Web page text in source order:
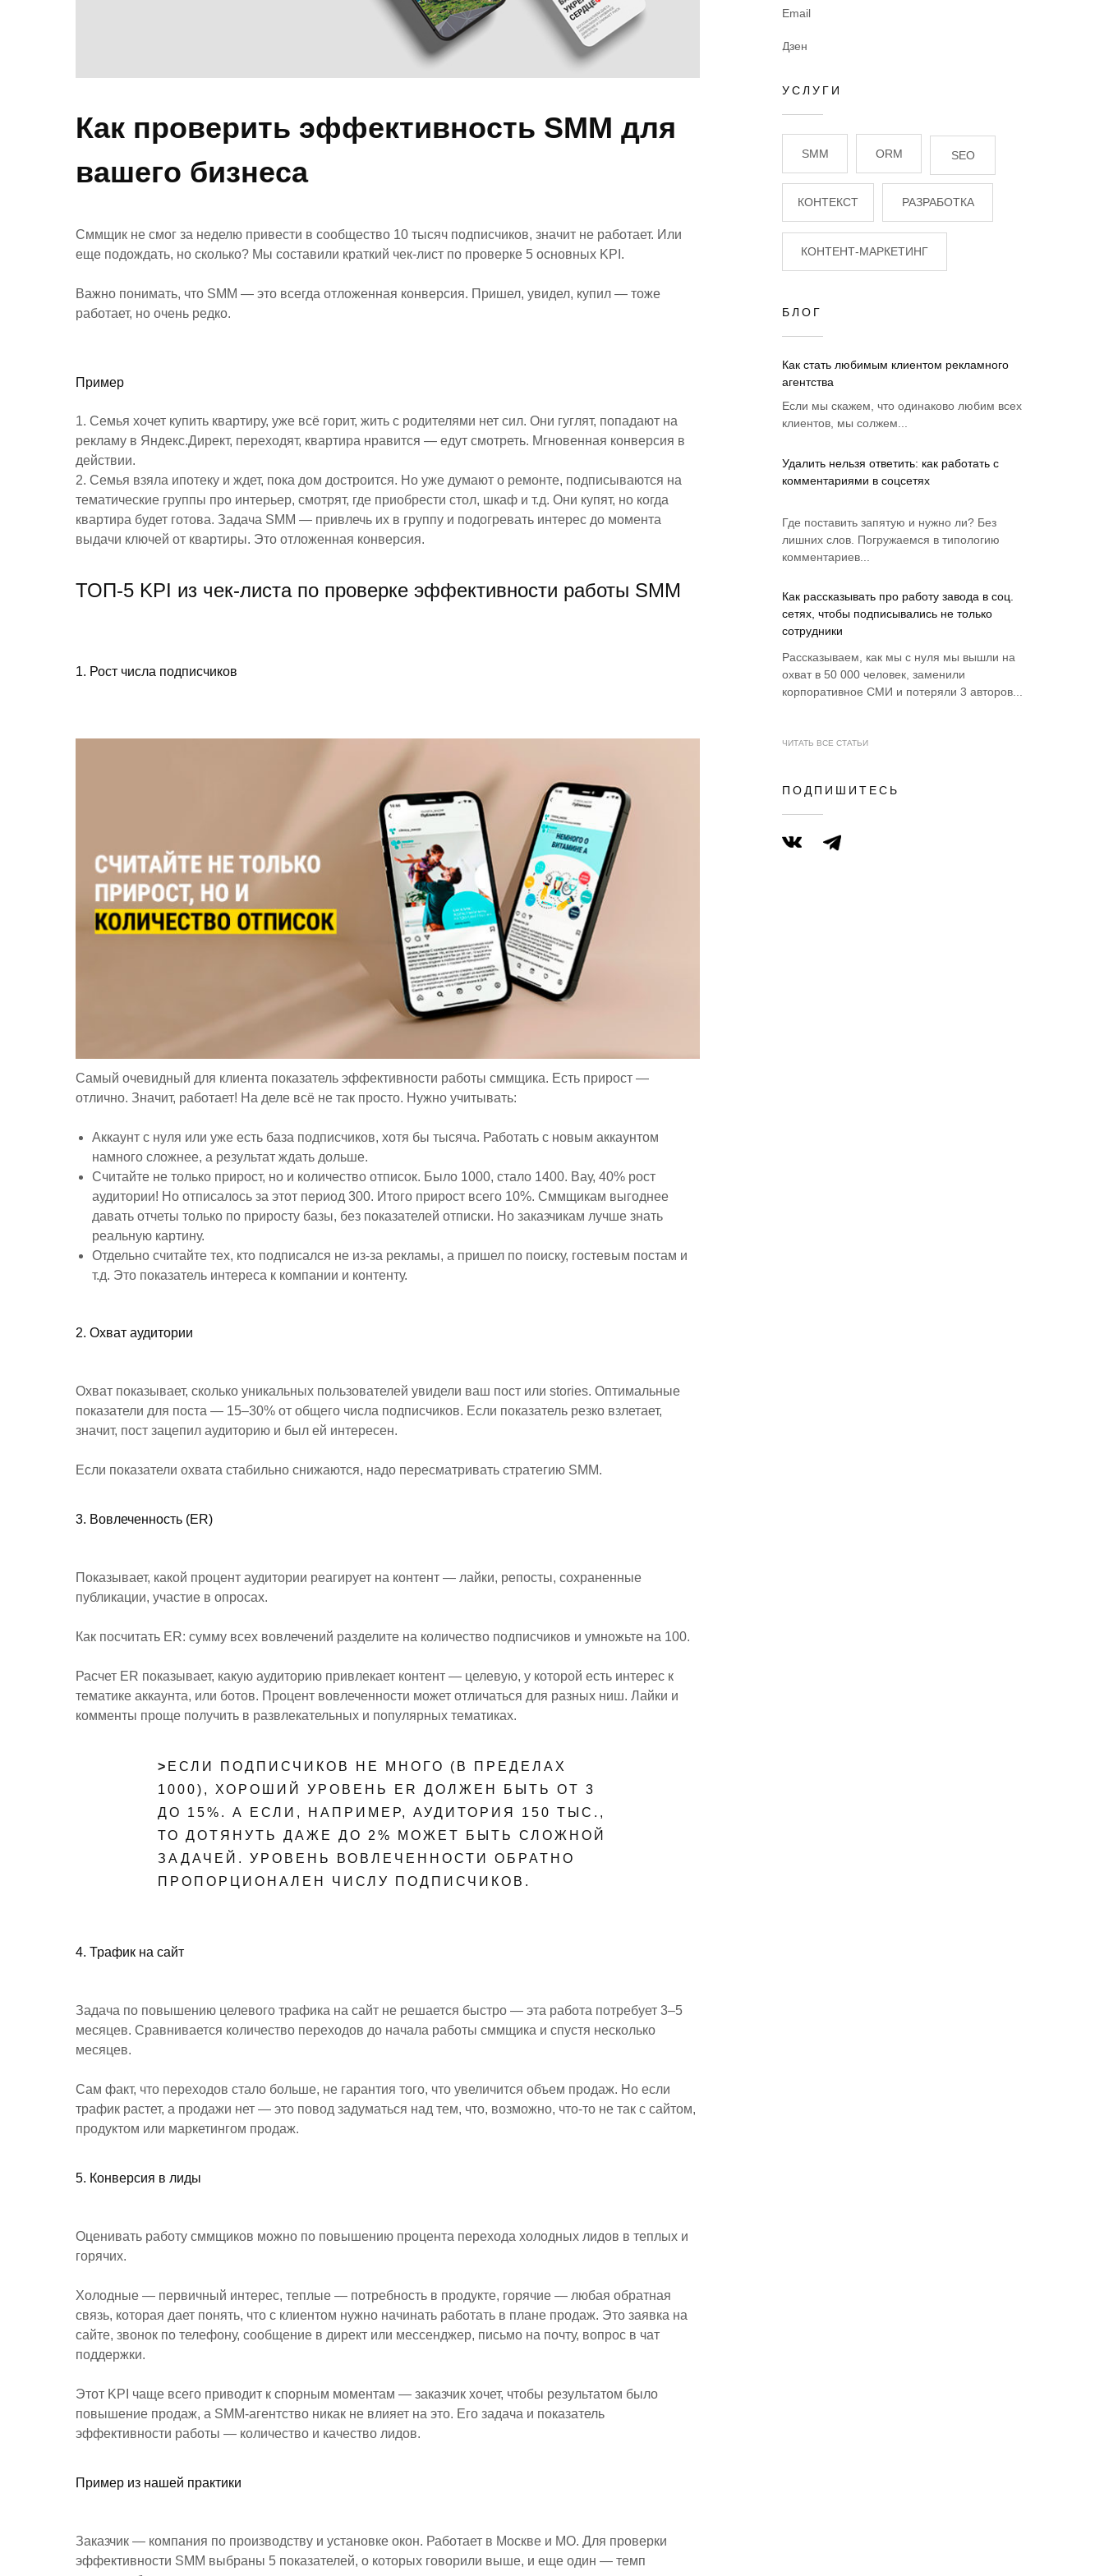
Email
Дзен
УСЛУГИ
SMM ORM SEO
КОНТЕКСТ РАЗРАБОТКА
КОНТЕНТ-МАРКЕТИНГ
БЛОГ
Как стать любимым клиентом рекламного
агентства
Если мы скажем, что одинаково любим всех
клиентов, мы солжем...
Удалить нельзя ответить: как работать с
комментариями в соцсетях
Где поставить запятую и нужно ли? Без
лишних слов. Погружаемся в типологию
комментариев...
Как рассказывать про работу завода в соц.
сетях, чтобы подписывались не только
сотрудники
Рассказываем, как мы с нуля мы вышли на
охват в 50 000 человек, заменили
корпоративное СМИ и потеряли 3 авторов...
ЧИТАТЬ ВСЕ СТАТЬИ
ПОДПИШИТЕСЬ
Как проверить эффективность SMM для
вашего бизнеса
Сммщик не смог за неделю привести в сообщество 10 тысяч подписчиков, значит не работает. Или
еще подождать, но сколько? Мы составили краткий чек-лист по проверке 5 основных KPI.
Важно понимать, что SMM — это всегда отложенная конверсия. Пришел, увидел, купил — тоже
работает, но очень редко.
Пример
1. Семья хочет купить квартиру, уже всё горит, жить с родителями нет сил. Они гуглят, попадают на
рекламу в Яндекс.Директ, переходят, квартира нравится — едут смотреть. Мгновенная конверсия в
действии.
2. Семья взяла ипотеку и ждет, пока дом достроится. Но уже думают о ремонте, подписываются на
тематические группы про интерьер, смотрят, где приобрести стол, шкаф и т.д. Они купят, но когда
квартира будет готова. Задача SMM — привлечь их в группу и подогревать интерес до момента
выдачи ключей от квартиры. Это отложенная конверсия.
ТОП-5 KPI из чек-листа по проверке эффективности работы SMM
1. Рост числа подписчиков
Самый очевидный для клиента показатель эффективности работы сммщика. Есть прирост —
отлично. Значит, работает! На деле всё не так просто. Нужно учитывать:
Аккаунт с нуля или уже есть база подписчиков, хотя бы тысяча. Работать с новым аккаунтом
намного сложнее, а результат ждать дольше.
Считайте не только прирост, но и количество отписок. Было 1000, стало 1400. Вау, 40% рост
аудитории! Но отписалось за этот период 300. Итого прирост всего 10%. Сммщикам выгоднее
давать отчеты только по приросту базы, без показателей отписки. Но заказчикам лучше знать
реальную картину.
Отдельно считайте тех, кто подписался не из-за рекламы, а пришел по поиску, гостевым постам и
т.д. Это показатель интереса к компании и контенту.
2. Охват аудитории
Охват показывает, сколько уникальных пользователей увидели ваш пост или stories. Оптимальные
показатели для поста — 15–30% от общего числа подписчиков. Если показатель резко взлетает,
значит, пост зацепил аудиторию и был ей интересен.
Если показатели охвата стабильно снижаются, надо пересматривать стратегию SMM.
3. Вовлеченность (ER)
Показывает, какой процент аудитории реагирует на контент — лайки, репосты, сохраненные
публикации, участие в опросах.
Как посчитать ER: сумму всех вовлечений разделите на количество подписчиков и умножьте на 100.
Расчет ER показывает, какую аудиторию привлекает контент — целевую, у которой есть интерес к
тематике аккаунта, или ботов. Процент вовлеченности может отличаться для разных ниш. Лайки и
комменты проще получить в развлекательных и популярных тематиках.
> ЕСЛИ ПОДПИСЧИКОВ НЕ МНОГО (В ПРЕДЕЛАХ
1000), ХОРОШИЙ УРОВЕНЬ ER ДОЛЖЕН БЫТЬ ОТ 3
ДО 15%. А ЕСЛИ, НАПРИМЕР, АУДИТОРИЯ 150 ТЫС.,
ТО ДОТЯНУТЬ ДАЖЕ ДО 2% МОЖЕТ БЫТЬ СЛОЖНОЙ
ЗАДАЧЕЙ. УРОВЕНЬ ВОВЛЕЧЕННОСТИ ОБРАТНО
ПРОПОРЦИОНАЛЕН ЧИСЛУ ПОДПИСЧИКОВ.
4. Трафик на сайт
Задача по повышению целевого трафика на сайт не решается быстро — эта работа потребует 3–5
месяцев. Сравнивается количество переходов до начала работы сммщика и спустя несколько
месяцев.
Сам факт, что переходов стало больше, не гарантия того, что увеличится объем продаж. Но если
трафик растет, а продажи нет — это повод задуматься над тем, что, возможно, что-то не так с сайтом,
продуктом или маркетингом продаж.
5. Конверсия в лиды
Оценивать работу сммщиков можно по повышению процента перехода холодных лидов в теплых и
горячих.
Холодные — первичный интерес, теплые — потребность в продукте, горячие — любая обратная
связь, которая дает понять, что с клиентом нужно начинать работать в плане продаж. Это заявка на
сайте, звонок по телефону, сообщение в директ или мессенджер, письмо на почту, вопрос в чат
поддержки.
Этот KPI чаще всего приводит к спорным моментам — заказчик хочет, чтобы результатом было
повышение продаж, а SMM-агентство никак не влияет на это. Его задача и показатель
эффективности работы — количество и качество лидов.
Пример из нашей практики
Заказчик — компания по производству и установке окон. Работает в Москве и МО. Для проверки
эффективности SMM выбраны 5 показателей, о которых говорили выше, и еще один — темп